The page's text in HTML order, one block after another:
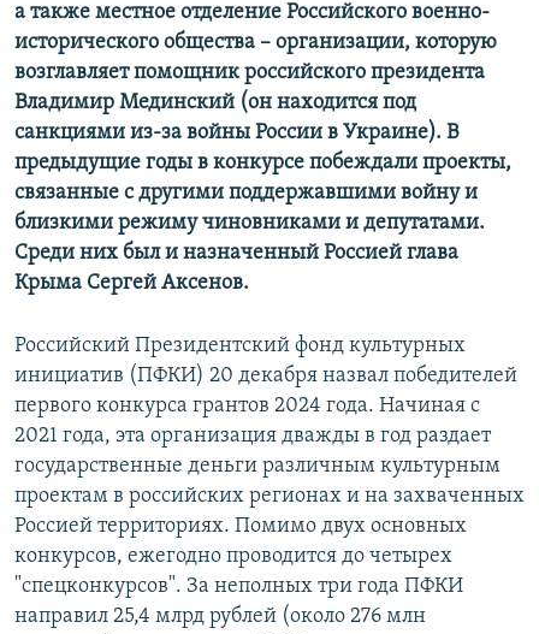
а также местное отделение Российского военно-
исторического общества – организации, которую
возглавляет помощник российского президента
Владимир Мединский (он находится под
санкциями из-за войны России в Украине). В
предыдущие годы в конкурсе побеждали проекты,
связанные с другими поддержавшими войну и
близкими режиму чиновниками и депутатами.
Среди них был и назначенный Россией глава
Крыма Сергей Аксенов.
Российский Президентский фонд культурных
инициатив (ПФКИ) 20 декабря назвал победителей
первого конкурса грантов 2024 года. Начиная с
2021 года, эта организация дважды в год раздает
государственные деньги различным культурным
проектам в российских регионах и на захваченных
Россией территориях. Помимо двух основных
конкурсов, ежегодно проводится до четырех
"спецконкурсов". За неполных три года ПФКИ
направил 25,4 млрд рублей (около 276 млн